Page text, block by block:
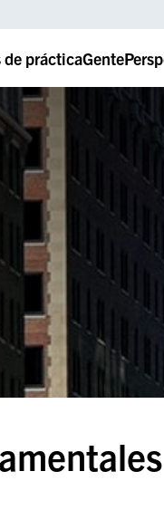
de prácticaGente